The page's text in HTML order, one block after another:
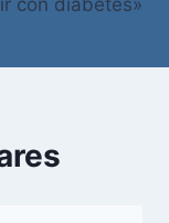
con diabetes»